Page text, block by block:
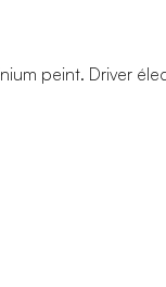
peint. Driver